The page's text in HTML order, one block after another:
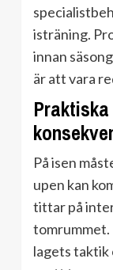
isträning.
innan
är att vara
På isen
upen kan
tittar på
tomrummet.
lagets taktik